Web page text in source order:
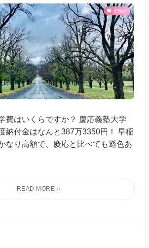
思春期
費はいくらですか？ 慶応義塾大学
納付金はなんと387万3350円！ 早稲
なり高額で、慶応と比べても遜色あ